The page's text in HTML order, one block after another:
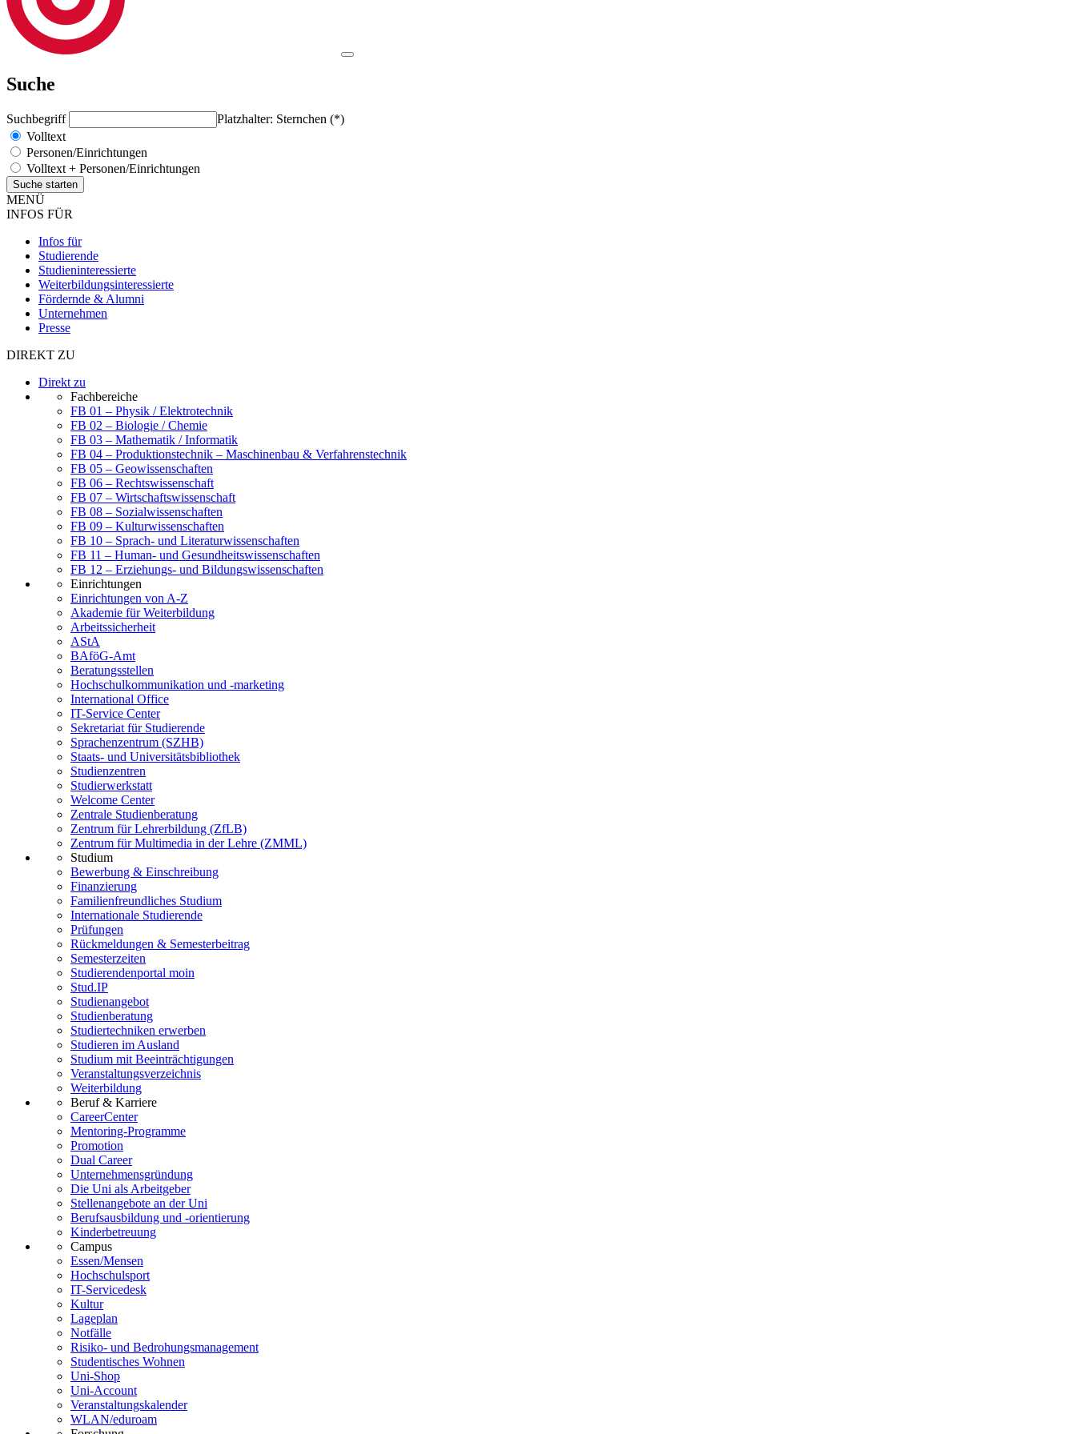
Suche
Suchbegriff
Platzhalter: Sternchen (*)
Volltext
Personen/Einrichtungen
Volltext + Personen/Einrichtungen
MENÜ
INFOS FÜR
Infos für
Studierende
Studieninteressierte
Weiterbildungsinteressierte
Fördernde & Alumni
Unternehmen
Presse
DIREKT ZU
Direkt zu
Fachbereiche
FB 01 – Physik / Elektrotechnik
FB 02 – Biologie / Chemie
FB 03 – Mathematik / Informatik
FB 04 – Produktionstechnik – Maschinenbau & Verfahrenstechnik
FB 05 – Geowissenschaften
FB 06 – Rechtswissenschaft
FB 07 – Wirtschaftswissenschaft
FB 08 – Sozialwissenschaften
FB 09 – Kulturwissenschaften
FB 10 – Sprach- und Literaturwissenschaften
FB 11 – Human- und Gesundheitswissenschaften
FB 12 – Erziehungs- und Bildungswissenschaften
Einrichtungen
Einrichtungen von A-Z
Akademie für Weiterbildung
Arbeitssicherheit
AStA
BAföG-Amt
Beratungsstellen
Hochschulkommunikation und -marketing
International Office
IT-Service Center
Sekretariat für Studierende
Sprachenzentrum (SZHB)
Staats- und Universitätsbibliothek
Studienzentren
Studierwerkstatt
Welcome Center
Zentrale Studienberatung
Zentrum für Lehrerbildung (ZfLB)
Zentrum für Multimedia in der Lehre (ZMML)
Studium
Bewerbung & Einschreibung
Finanzierung
Familienfreundliches Studium
Internationale Studierende
Prüfungen
Rückmeldungen & Semesterbeitrag
Semesterzeiten
Studierendenportal moin
Stud.IP
Studienangebot
Studienberatung
Studiertechniken erwerben
Studieren im Ausland
Studium mit Beeinträchtigungen
Veranstaltungsverzeichnis
Weiterbildung
Beruf & Karriere
CareerCenter
Mentoring-Programme
Promotion
Dual Career
Unternehmensgründung
Die Uni als Arbeitgeber
Stellenangebote an der Uni
Berufsausbildung und -orientierung
Kinderbetreuung
Campus
Essen/Mensen
Hochschulsport
IT-Servicedesk
Kultur
Lageplan
Notfälle
Risiko- und Bedrohungsmanagement
Studentisches Wohnen
Uni-Shop
Uni-Account
Veranstaltungskalender
WLAN/eduroam